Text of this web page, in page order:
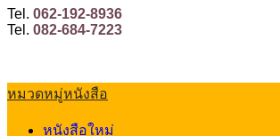
Tel. 062-192-8936
Tel. 082-684-7223
หมวดหมู่หนังสือ
หนังสือใหม่